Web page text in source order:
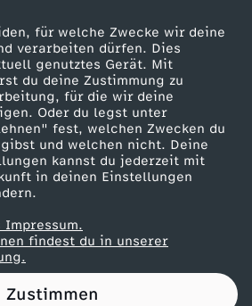
für welche Zwecke wir deine
verarbeiten dürfen. Dies
genutztes Gerät. Mit
du deine Zustimmung zu
für die wir deine
Oder du legst unter
fest, welchen Zwecken du
und welchen nicht. Deine
kannst du jederzeit mit
in deinen Einstellungen
findest du in unserer
Zustimmen